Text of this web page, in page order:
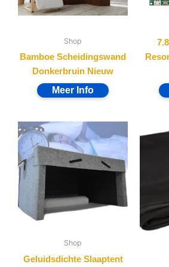
Shop
Bamboe Scheidingswand
Donkerbruin Nieuw
Shop
Geluidsdichte Slaaptent